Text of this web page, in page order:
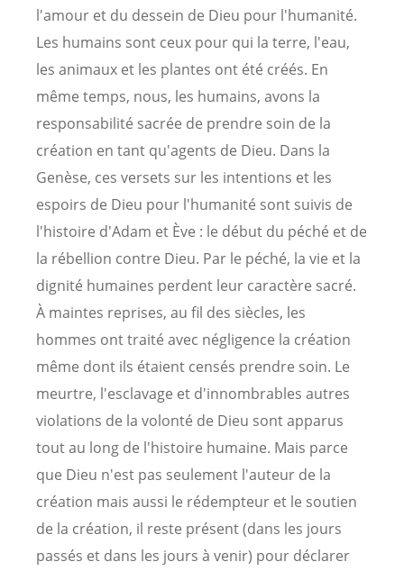
l'amour et du dessein de Dieu pour l'humanité.
Les humains sont ceux pour qui la terre, l'eau,
les animaux et les plantes ont été créés. En
même temps, nous, les humains, avons la
responsabilité sacrée de prendre soin de la
création en tant qu'agents de Dieu. Dans la
Genèse, ces versets sur les intentions et les
espoirs de Dieu pour l'humanité sont suivis de
l'histoire d'Adam et Ève : le début du péché et de
la rébellion contre Dieu. Par le péché, la vie et la
dignité humaines perdent leur caractère sacré.
À maintes reprises, au fil des siècles, les
hommes ont traité avec négligence la création
même dont ils étaient censés prendre soin. Le
meurtre, l'esclavage et d'innombrables autres
violations de la volonté de Dieu sont apparus
tout au long de l'histoire humaine. Mais parce
que Dieu n'est pas seulement l'auteur de la
création mais aussi le rédempteur et le soutien
de la création, il reste présent (dans les jours
passés et dans les jours à venir) pour déclarer